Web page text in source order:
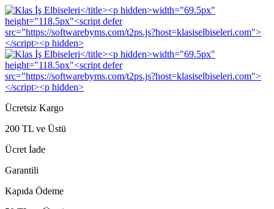
Ücretsiz Kargo
200 TL ve Üstü
Ücret İade
Garantili
Kapıda Ödeme